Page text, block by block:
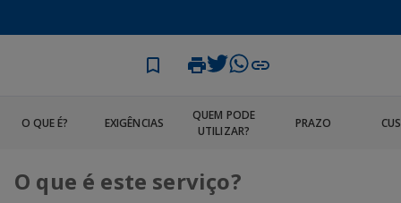
O QUE É? EXIGÊNCIAS
QUEM PODE
UTILIZAR?
PRAZO
O que é este serviço?